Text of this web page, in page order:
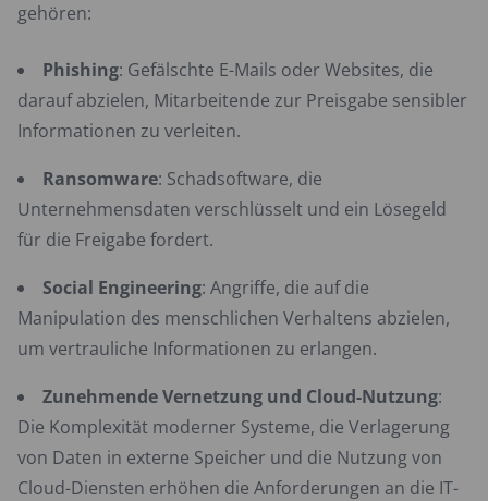
gehören:
Phishing: Gefälschte E-Mails oder Websites, die
darauf abzielen, Mitarbeitende zur Preisgabe sensibler
Informationen zu verleiten.
Ransomware: Schadsoftware, die
Unternehmensdaten verschlüsselt und ein Lösegeld
für die Freigabe fordert.
Social Engineering: Angriffe, die auf die
Manipulation des menschlichen Verhaltens abzielen,
um vertrauliche Informationen zu erlangen.
Zunehmende Vernetzung und Cloud-Nutzung:
Die Komplexität moderner Systeme, die Verlagerung
von Daten in externe Speicher und die Nutzung von
Cloud-Diensten erhöhen die Anforderungen an die IT-